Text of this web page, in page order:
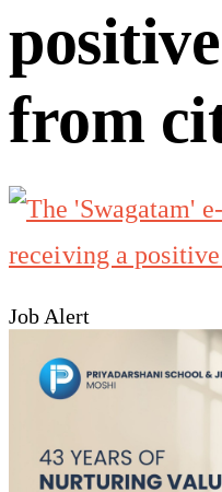
from
Job Alert